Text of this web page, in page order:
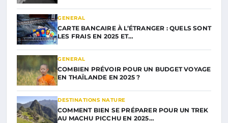
GENERAL
CARTE BANCAIRE À L’ÉTRANGER : QUELS SONT
LES FRAIS EN 2025 ET…
GENERAL
COMBIEN PRÉVOIR POUR UN BUDGET VOYAGE
EN THAÏLANDE EN 2025 ?
DESTINATIONS NATURE
COMMENT BIEN SE PRÉPARER POUR UN TREK
AU MACHU PICCHU EN 2025…